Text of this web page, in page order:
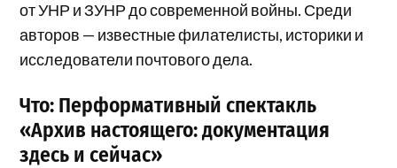
от УНР и ЗУНР до современной войны. Среди
авторов — известные филателисты, историки и
исследователи почтового дела.
Что: Перформативный спектакль
«Архив настоящего: документация
здесь и сейчас»